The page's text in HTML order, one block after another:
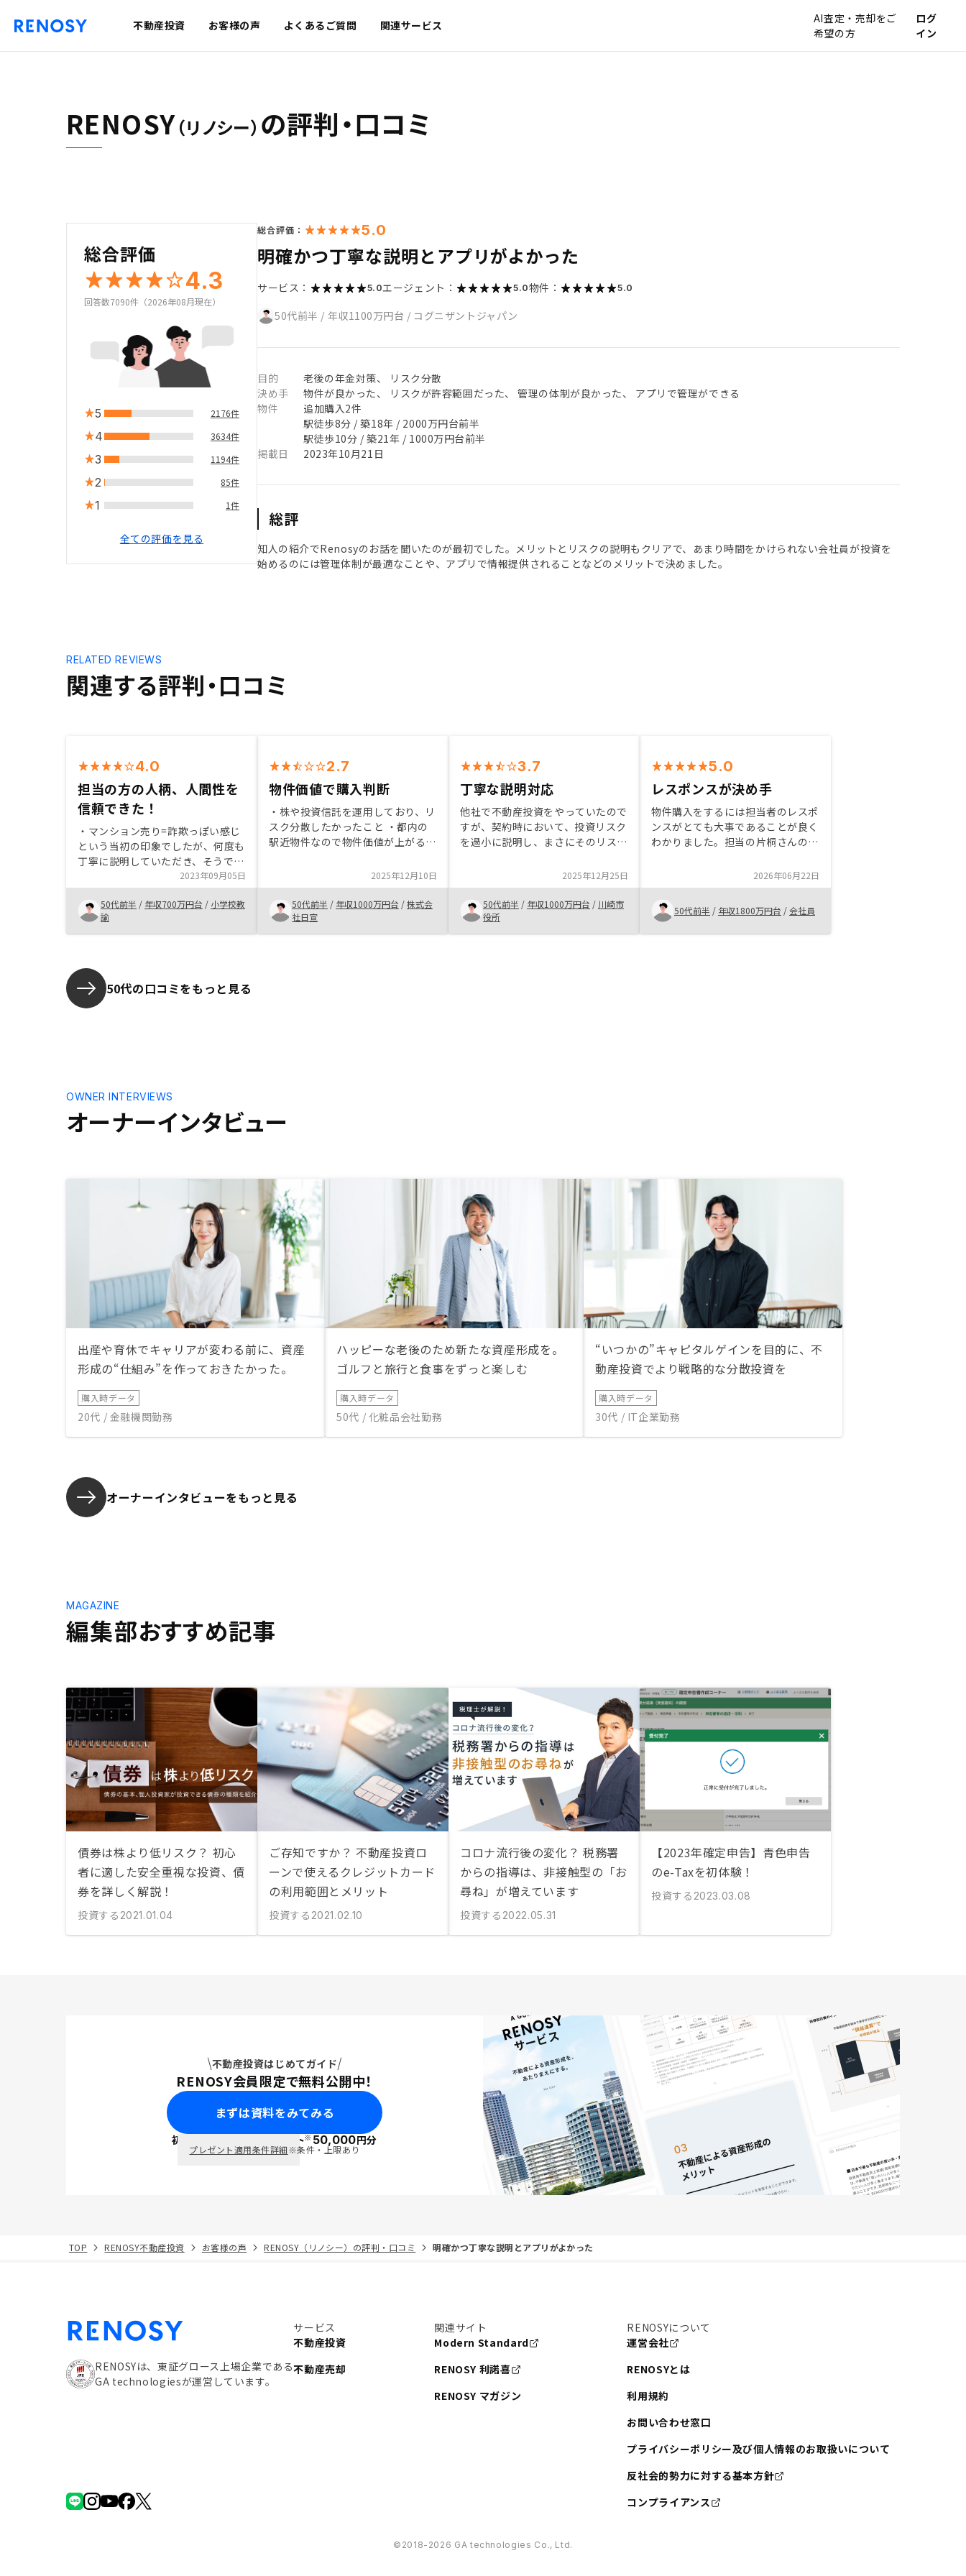
不動産投資 お客様の声 よくあるご質問 関連サービス
AI査定・売却をご
希望の方
ログ
イン
RENOSY（リノシー） の評判・口コミ
総合評価
4.3
回答数7090件（2026年08月現在）
5 2176件
4 3634件
3 1194件
2 85件
1 1件
全ての評価を見る
総合評価： 5.0
明確かつ丁寧な説明とアプリがよかった
サービス： 5.0エージェント： 5.0物件： 5.0
50代前半 / 年収1100万円台 / コグニザントジャパン
目的
老後の年金対策、 リスク分散
決め手
物件が良かった、 リスクが許容範囲だった、 管理の体制が良かった、 アプリで管理ができる
物件
追加購入2件
駅徒歩8分 / 築18年 / 2000万円台前半
駅徒歩10分 / 築21年 / 1000万円台前半
掲載日
2023年10月21日
総評
知人の紹介でRenosyのお話を聞いたのが最初でした。メリットとリスクの説明もクリアで、あまり時間をかけられない会社員が投資を
始めるのには管理体制が最適なことや、アプリで情報提供されることなどのメリットで決めました。
関連する評判・口コミ
RELATED REVIEWS
4.0
担当の方の人柄、人間性を
信頼できた！
・マンション売り=詐欺っぽい感じ
という当初の印象でしたが、何度も
丁寧に説明していただき、そうでは
ない！と思えるようになりました。
・同じ職場の方に勧めていただきま
した。 ・丁寧な対応が購入のきっ
かけです。 ・自分に利益がでた
ら、自信をもって友達に勧めたいで
がでるかなぁと楽しみです。
2023年09月05日
50代前半 / 年収700万円台 / 小学校教
諭
2.7
物件価値で購入判断
・株や投資信託を運用しており、リ
スク分散したかったこと ・都内の
駅近物件なので物件価値が上がる可
保険の代わりになるので自分が先に
逝っても家族への不安が少なくなる
こと ・人生１００年時代なので将
来的な不安があったこと
2025年12月10日
50代前半 / 年収1000万円台 /株式会
社日宣
3.7
丁寧な説明対応
他社で不動産投資をやっていたので
すが、契約時において、投資リスク
を過小に説明し、まさにそのリスク
ため、不動産投資を辞めようと思っ
ていた。 それらの状況を踏まえ
て、リノシーの話を聞いたところ、
納得の得られる説明をいただけたた
め購入を決めた。
2025年12月25日
50代前半 / 年収1000万円台 / 川崎市
役所
5.0
レスポンスが決め手
物件購入をするには担当者のレスポ
ンスがとても大事であることが良く
わかりました。担当の片桐さんのレ
対応いただき有難かったです。 私
も営業ですので片桐さんでないと御
社とのお付き合いは出来なかったと
思います。
2026年06月22日
50代前半 / 年収1800万円台 /会社員
50代の口コミをもっと見る
オーナーインタビュー
OWNER INTERVIEWS
出産や育休でキャリアが変わる前に、資産
形成の“仕組み”を作っておきたかった。
購入時データ
20代 / 金融機関勤務
ハッピーな老後のため新たな資産形成を。
ゴルフと旅行と食事をずっと楽しむ
購入時データ
50代 / 化粧品会社勤務
“いつかの”キャピタルゲインを目的に、不
動産投資でより戦略的な分散投資を
購入時データ
30代 / IT企業勤務
オーナーインタビューをもっと見る
編集部おすすめ記事
MAGAZINE
債券は株より低リスク？ 初心
者に適した安全重視な投資、債
券を詳しく解説！
投資する 2021.01.04
ご存知ですか？ 不動産投資ロ
ーンで使えるクレジットカード
の利用範囲とメリット
投資する 2021.02.10
コロナ流行後の変化？ 税務署
からの指導は、非接触型の「お
尋ね」が増えています
投資する 2022.05.31
【2023年確定申告】青色申告
のe-Taxを初体験！
投資する 2023.03.08
不動産投資はじめてガイド
RENOSY会員限定で無料公開中！
まずは資料をみてみる
初回面談で ポイント※50,000円分
プレゼント適用条件詳細※条件・上限あり
TOP RENOSY不動産投資 お客様の声 RENOSY（リノシー）の評判・口コミ 明確かつ丁寧な説明とアプリがよかった
RENOSYは、東証グロース上場企業である
GA technologiesが運営しています。
サービス
不動産投資
不動産売却
関連サイト
Modern Standard
RENOSY 利諾喜
RENOSY マガジン
RENOSYについて
運営会社
RENOSYとは
利用規約
お問い合わせ窓口
プライバシーポリシー及び個人情報のお取扱いについて
反社会的勢力に対する基本方針
コンプライアンス
©︎2018-2026 GA technologies Co., Ltd.